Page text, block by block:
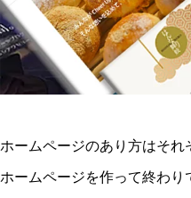
ホームページのあり方はそれ
ホームページを作って終わり